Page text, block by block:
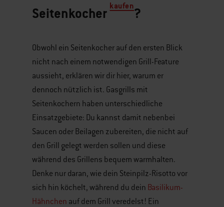
Seitenkocher kaufen?
Obwohl ein Seitenkocher auf den ersten Blick
nicht nach einem notwendigen Grill-Feature
aussieht, erklären wir dir hier, warum er
dennoch nützlich ist. Gasgrills mit
Seitenkochern haben unterschiedliche
Einsatzgebiete: Du kannst damit nebenbei
Saucen oder Beilagen zubereiten, die nicht auf
den Grill gelegt werden sollen und diese
während des Grillens bequem warmhalten.
Denke nur daran, wie dein Steinpilz-Risotto vor
sich hin köchelt, während du dein Basilikum-
Hähnchen auf dem Grill veredelst! Ein